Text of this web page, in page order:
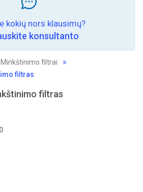
kokių nors klausimų?
konsultanto
Minkštinimo filtrai
filtras
filtras